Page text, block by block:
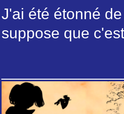
J'ai été étonné
suppose que